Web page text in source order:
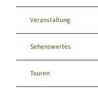
Veranstaltung
Sehenswertes
Touren